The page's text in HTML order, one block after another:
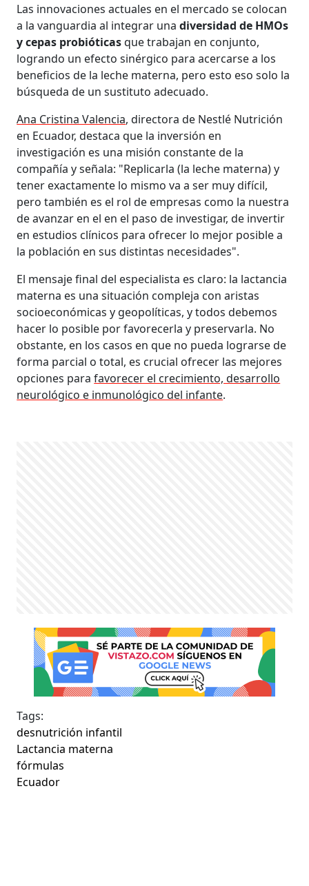
Las innovaciones actuales en el mercado se colocan
a la vanguardia al integrar unadiversidad de HMOs
y cepas probióticasque trabajan en conjunto,
logrando un efecto sinérgico para acercarse a los
beneficios de la leche materna, pero esto eso solo la
búsqueda de un sustituto adecuado.
Ana Cristina Valencia, directora de Nestlé Nutrición
en Ecuador, destaca que la inversión en
investigación es una misión constante de la
compañía y señala: "Replicarla (la leche materna) y
tener exactamente lo mismo va a ser muy difícil,
pero también es el rol de empresas como la nuestra
de avanzar en el en el paso de investigar, de invertir
en estudios clínicos para ofrecer lo mejor posible a
la población en sus distintas necesidades".
El mensaje final del especialista es claro: la lactancia
materna es una situación compleja con aristas
socioeconómicas y geopolíticas, y todos debemos
hacer lo posible por favorecerla y preservarla. No
obstante, en los casos en que no pueda lograrse de
forma parcial o total, es crucial ofrecer las mejores
opciones parafavorecer el crecimiento, desarrollo
neurológico e inmunológico del infante.
Tags:
desnutrición infantil
Lactancia materna
fórmulas
Ecuador